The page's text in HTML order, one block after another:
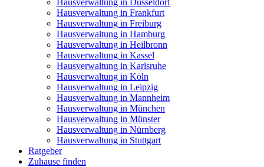
Hausverwaltung in Düsseldorf
Hausverwaltung in Frankfurt
Hausverwaltung in Freiburg
Hausverwaltung in Hamburg
Hausverwaltung in Heilbronn
Hausverwaltung in Kassel
Hausverwaltung in Karlsruhe
Hausverwaltung in Köln
Hausverwaltung in Leipzig
Hausverwaltung in Mannheim
Hausverwaltung in München
Hausverwaltung in Münster
Hausverwaltung in Nürnberg
Hausverwaltung in Stuttgart
Ratgeber
Zuhause finden